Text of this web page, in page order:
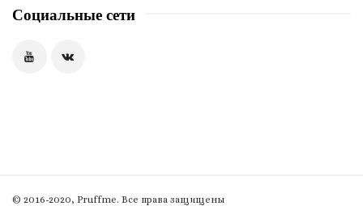
Социальные сети
© 2016-2020, Pruffme. Все права защищены